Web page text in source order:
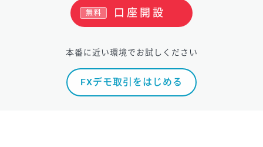
口座開設
無料
本番に近い環境でお試しください
FXデモ取引をはじめる